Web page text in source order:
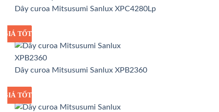
Dây curoa Mitsusumi Sanlux XPC4280Lp
GIÁ SỈ
GIÁ TỐT
Dây curoa Mitsusumi Sanlux XPB2360
GIÁ SỈ
GIÁ TỐT